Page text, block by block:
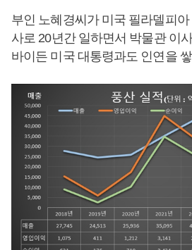
부인 노혜경씨가 미국 필라델피아
사로 20년간 일하면서 박물관 이
바이든 미국 대통령과도 인연을